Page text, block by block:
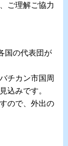
ご理解ご協力
国の代表団が
チカン市国周
込みです。
ので、外出の